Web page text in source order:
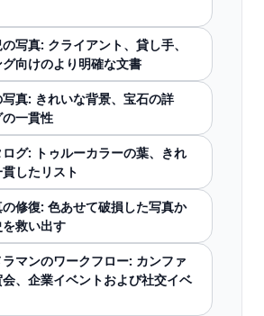
写真: クライアント、貸し手、
向けのより明確な文書
真: きれいな背景、宝石の詳
一貫性
グ: トゥルーカラーの葉、きれ
したリスト
修復: 色あせて破損した写真か
救い出す
マンのワークフロー: カンファ
、企業イベントおよび社交イベ